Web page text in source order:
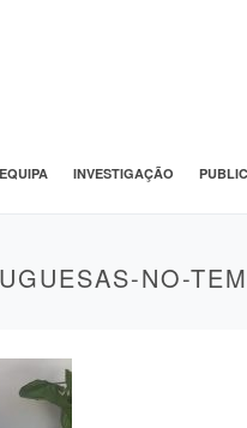
EQUIPA INVESTIGAÇÃO
NO-